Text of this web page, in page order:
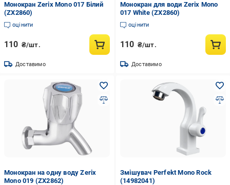
Монокран Zerix Mono 017 Білий
(ZX2860)
оцінити
110 ₴/шт.
Доставимо
Монокран для води Zerix Mono
017 White (ZX2860)
оцінити
110 ₴/шт.
Доставимо
Монокран на одну воду Zerix
Mono 019 (ZX2862)
Змішувач Perfekt Mono Rock
(14982041)